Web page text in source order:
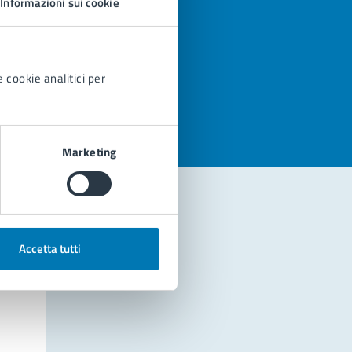
cookie analitici per
Marketing
Accetta tutti